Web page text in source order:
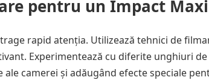
pentru un Impact
rapid atenția. Utilizează tehnici de
Experimentează cu diferite unghiuri de
camerei și adăugând efecte speciale